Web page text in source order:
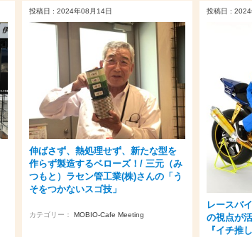
投稿日 : 2024年08月14日
伸ばさず、熱処理せず、新たな型を
作らず製造するベローズ！/ 三元（み
つもと）ラセン管工業(株)さんの「う
そをつかないスゴ技」
カテゴリー： MOBIO-Cafe Meeting
投稿日 :
レースバ
の視点が
『イチ推